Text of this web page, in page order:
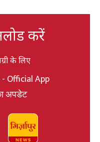
करें
के लिए
Official App
अपडेट